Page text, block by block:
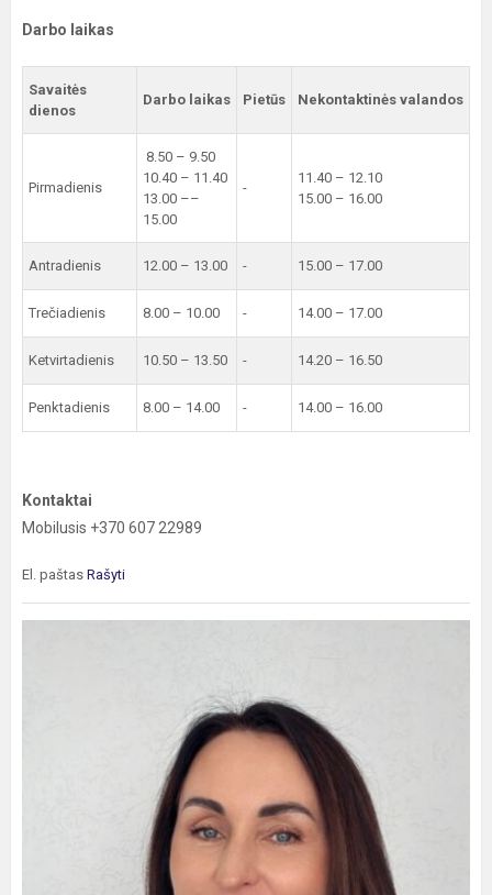
Darbo laikas
Savaitės
dienos
Darbo laikas Pietūs Nekontaktinės valandos
Pirmadienis
8.50 – 9.50
10.40 – 11.40
13.00 ––
15.00
-
11.40 – 12.10
15.00 – 16.00
Antradienis 12.00 – 13.00 - 15.00 – 17.00
Trečiadienis 8.00 – 10.00 - 14.00 – 17.00
Ketvirtadienis 10.50 – 13.50 - 14.20 – 16.50
Penktadienis 8.00 – 14.00 - 14.00 – 16.00
Kontaktai
Mobilusis +370 607 22989
El. paštas Rašyti